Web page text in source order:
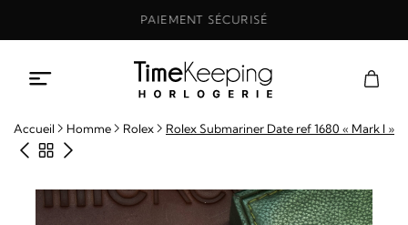
PAIEMENT SÉCURISÉ
Accueil Homme Rolex Rolex Submariner Date ref 1680 « Mark I »
Produit précédent
Retour à la boutique
Produit suivant